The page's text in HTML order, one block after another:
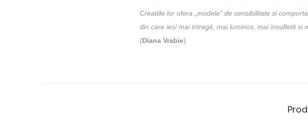
Creatiile lor ofera „modele” de sensibilitate si
din care iesi mai intregit, mai luminos, mai insufletit si
(Diana Vrabie)